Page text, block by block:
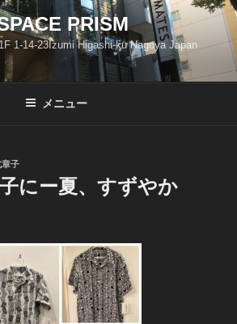
PRISM
1-14-23Izumi Higashi-ku Nagoya Japan
メニュー
章子
にー夏、すずやか